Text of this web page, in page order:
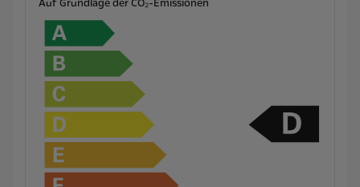
Auf Grundlage der CO₂-Emissionen